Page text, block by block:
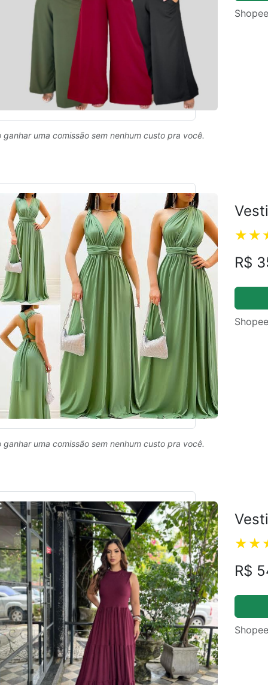
ganhar uma comissão sem nenhum custo pra você.
R$
ganhar uma comissão sem nenhum custo pra você.
R$